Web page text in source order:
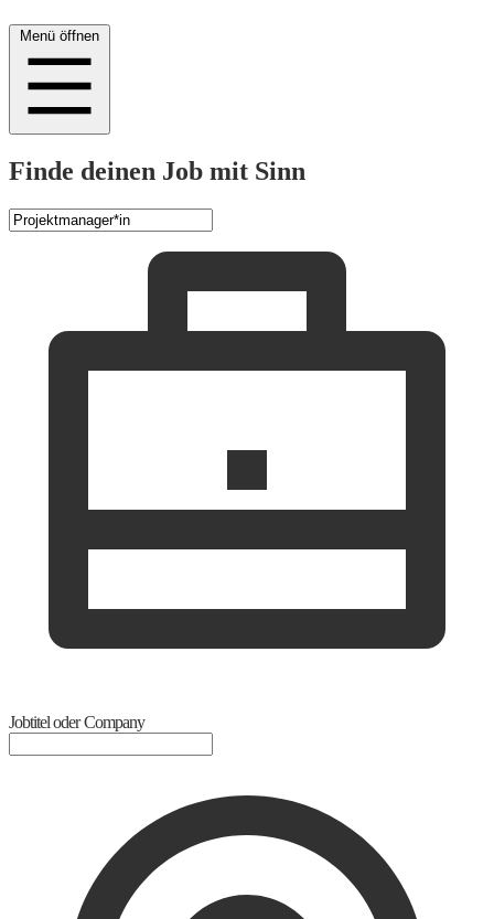
Menü öffnen
Finde deinen Job mit Sinn
Jobtitel oder Company